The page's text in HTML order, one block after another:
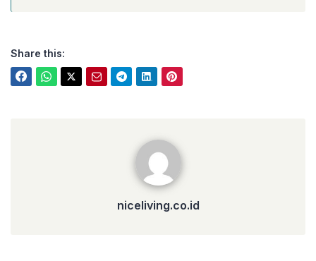
Share this:
niceliving.co.id